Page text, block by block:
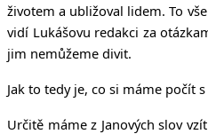
životem a ubližoval lidem. To
vidí Lukášovu redakci za
jim nemůžeme divit.
Jak to tedy je, co si máme počít
Určitě máme z Janových slov